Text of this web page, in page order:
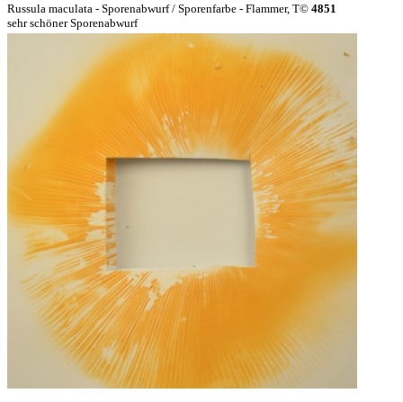
Russula maculata - Sporenabwurf / Sporenfarbe - Flammer, T© 4851
sehr schöner Sporenabwurf